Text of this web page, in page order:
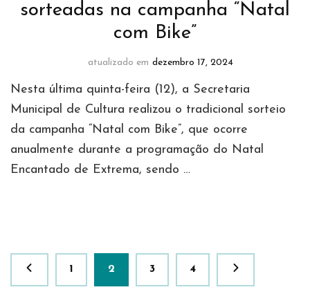
sorteadas na campanha “Natal
com Bike”
atualizado em dezembro 17, 2024
Nesta última quinta-feira (12), a Secretaria
Municipal de Cultura realizou o tradicional sorteio
da campanha “Natal com Bike”, que ocorre
anualmente durante a programação do Natal
Encantado de Extrema, sendo …
Paginação
de
Página
1 Página
2 Página
3 Página
4